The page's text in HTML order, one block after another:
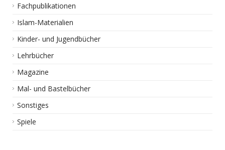
Fachpublikationen
Islam-Materialien
Kinder- und Jugendbücher
Lehrbücher
Magazine
Mal- und Bastelbücher
Sonstiges
Spiele